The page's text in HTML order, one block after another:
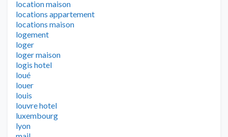
location maison
locations appartement
locations maison
logement
loger
loger maison
logis hotel
loué
louer
louis
louvre hotel
luxembourg
lyon